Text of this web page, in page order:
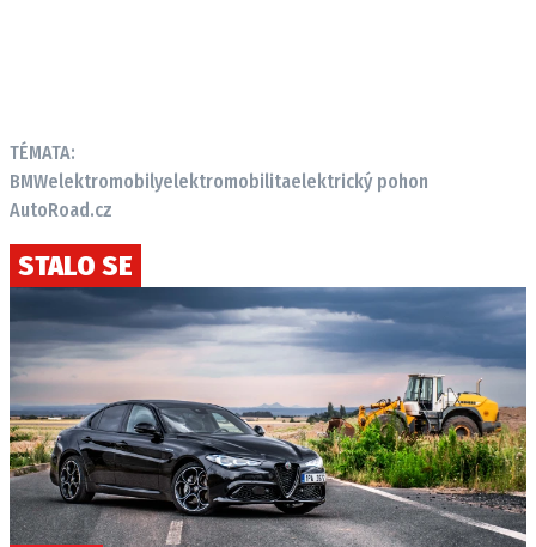
TÉMATA:
BMWelektromobilyelektromobilitaelektrický pohon
AutoRoad.cz
STALO SE